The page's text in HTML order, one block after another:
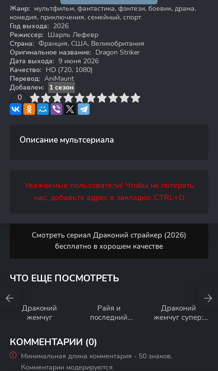
Жанр: мультфильм, фантастика, фэнтези, боевик, драма,
комедия, приключения, семейный, спорт
Год выхода: 2026
Режиссер: Шарль Лефевр
Страна: Франция, США, Великобритания
Оригинальное название: Dragon Striker
Дата выхода: 9 июня 2026
Качество: HD (720, 1080)
Перевод: AniMaunt
Добавлен:
1 сезон
0
4 6 7 8 9 10
Описание мультсериала
Уважаемые пользователи! Чтобы не потерять
нас, добавьте адрес в закладки: CTRL+D
Смотреть сериал Драконий страйкер (2026)
бесплатно в хорошем качестве
ЧТО ЕЩЕ ПОСМОТРЕТЬ
Драконий
жемчуг
Райя и
последний
Драконий
жемчуг супер:
КОММЕНТАРИИ (0)
Минимальная длина комментария - 50 знаков.
Комментарии модерируются